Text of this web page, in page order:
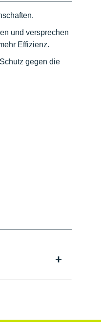
und versprechen
Effizienz.
gegen die